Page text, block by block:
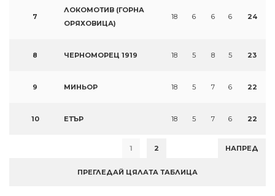
7
ЛОКОМОТИВ (ГОРНА
ОРЯХОВИЦА)
18 6 6 6 24
8 ЧЕРНОМОРЕЦ 1919 18 5 8 5 23
9 МИНЬОР 18 5 7 6 22
10 ЕТЪР 18 5 7 6 22
1 2 НАПРЕД
ПРЕГЛЕДАЙ ЦЯЛАТА ТАБЛИЦА